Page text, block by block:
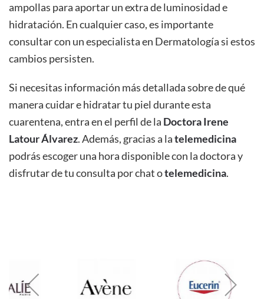
ampollas para aportar un extra de luminosidad e
hidratación. En cualquier caso, es importante
consultar con un especialista en Dermatología si estos
cambios persisten.
Si necesitas información más detallada sobre de qué
manera cuidar e hidratar tu piel durante esta
cuarentena, entra en el perfil de la DoctoraIrene
Latour Álvarez. Además, gracias a latelemedicina
podrás escoger una hora disponible con la doctora y
disfrutar de tu consulta por chat otelemedicina.